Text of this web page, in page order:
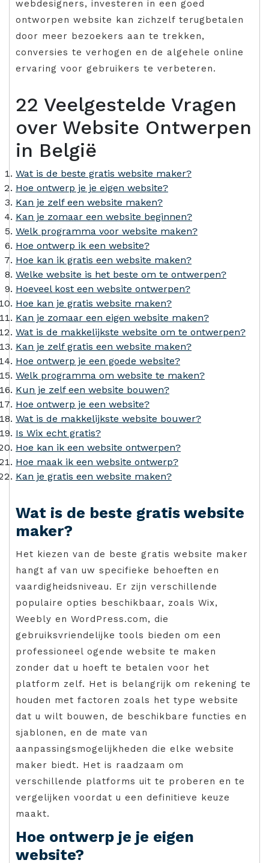
webdesigners, investeren in een goed
ontworpen website kan zichzelf terugbetalen
door meer bezoekers aan te trekken,
conversies te verhogen en de algehele online
ervaring voor gebruikers te verbeteren.
22 Veelgestelde Vragen
over Website Ontwerpen
in België
Wat is de beste gratis website maker?
Hoe ontwerp je je eigen website?
Kan je zelf een website maken?
Kan je zomaar een website beginnen?
Welk programma voor website maken?
Hoe ontwerp ik een website?
Hoe kan ik gratis een website maken?
Welke website is het beste om te ontwerpen?
Hoeveel kost een website ontwerpen?
Hoe kan je gratis website maken?
Kan je zomaar een eigen website maken?
Wat is de makkelijkste website om te ontwerpen?
Kan je zelf gratis een website maken?
Hoe ontwerp je een goede website?
Welk programma om website te maken?
Kun je zelf een website bouwen?
Hoe ontwerp je een website?
Wat is de makkelijkste website bouwer?
Is Wix echt gratis?
Hoe kan ik een website ontwerpen?
Hoe maak ik een website ontwerp?
Kan je gratis een website maken?
Wat is de beste gratis website
maker?
Het kiezen van de beste gratis website maker
hangt af van uw specifieke behoeften en
vaardigheidsniveau. Er zijn verschillende
populaire opties beschikbaar, zoals Wix,
Weebly en WordPress.com, die
gebruiksvriendelijke tools bieden om een
professioneel ogende website te maken
zonder dat u hoeft te betalen voor het
platform zelf. Het is belangrijk om rekening te
houden met factoren zoals het type website
dat u wilt bouwen, de beschikbare functies en
sjablonen, en de mate van
aanpassingsmogelijkheden die elke website
maker biedt. Het is raadzaam om
verschillende platforms uit te proberen en te
vergelijken voordat u een definitieve keuze
maakt.
Hoe ontwerp je je eigen
website?